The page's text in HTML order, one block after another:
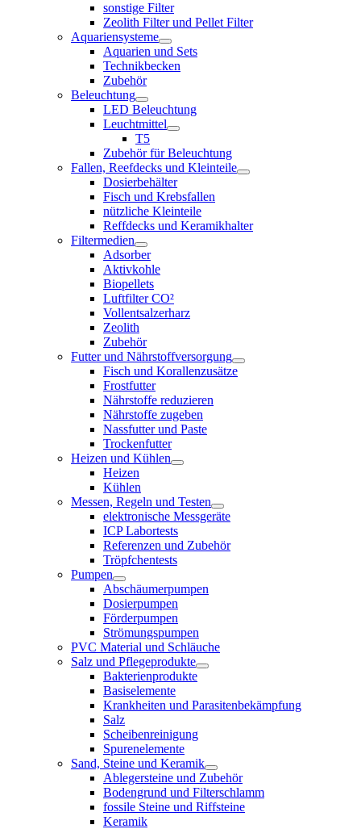
sonstige Filter
Zeolith Filter und Pellet Filter
Aquariensysteme
Aquarien und Sets
Technikbecken
Zubehör
Beleuchtung
LED Beleuchtung
Leuchtmittel
T5
Zubehör für Beleuchtung
Fallen, Reefdecks und Kleinteile
Dosierbehälter
Fisch und Krebsfallen
nützliche Kleinteile
Reffdecks und Keramikhalter
Filtermedien
Adsorber
Aktivkohle
Biopellets
Luftfilter CO²
Vollentsalzerharz
Zeolith
Zubehör
Futter und Nährstoffversorgung
Fisch und Korallenzusätze
Frostfutter
Nährstoffe reduzieren
Nährstoffe zugeben
Nassfutter und Paste
Trockenfutter
Heizen und Kühlen
Heizen
Kühlen
Messen, Regeln und Testen
elektronische Messgeräte
ICP Labortests
Referenzen und Zubehör
Tröpfchentests
Pumpen
Abschäumerpumpen
Dosierpumpen
Förderpumpen
Strömungspumpen
PVC Material und Schläuche
Salz und Pflegeprodukte
Bakterienprodukte
Basiselemente
Krankheiten und Parasitenbekämpfung
Salz
Scheibenreinigung
Spurenelemente
Sand, Steine und Keramik
Ablegersteine und Zubehör
Bodengrund und Filterschlamm
fossile Steine und Riffsteine
Keramik